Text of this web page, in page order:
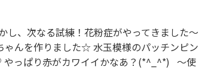
、次なる試練！花粉症がやってきました～
んを作りました☆ 水玉模様のパッチンピン
やっぱり赤がカワイイかなあ？(*^_^*) ～使